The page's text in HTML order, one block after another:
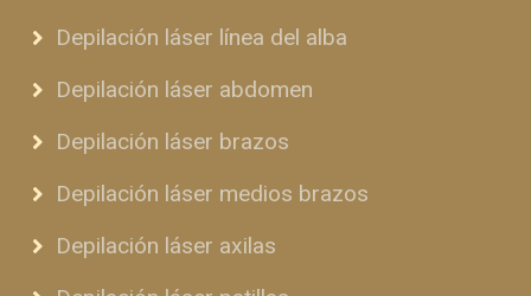
Depilación láser línea del alba
Depilación láser abdomen
Depilación láser brazos
Depilación láser medios brazos
Depilación láser axilas